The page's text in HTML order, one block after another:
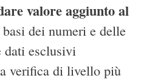
valore aggiunto al
dei numeri e delle
dati esclusivi
verifica di livello più